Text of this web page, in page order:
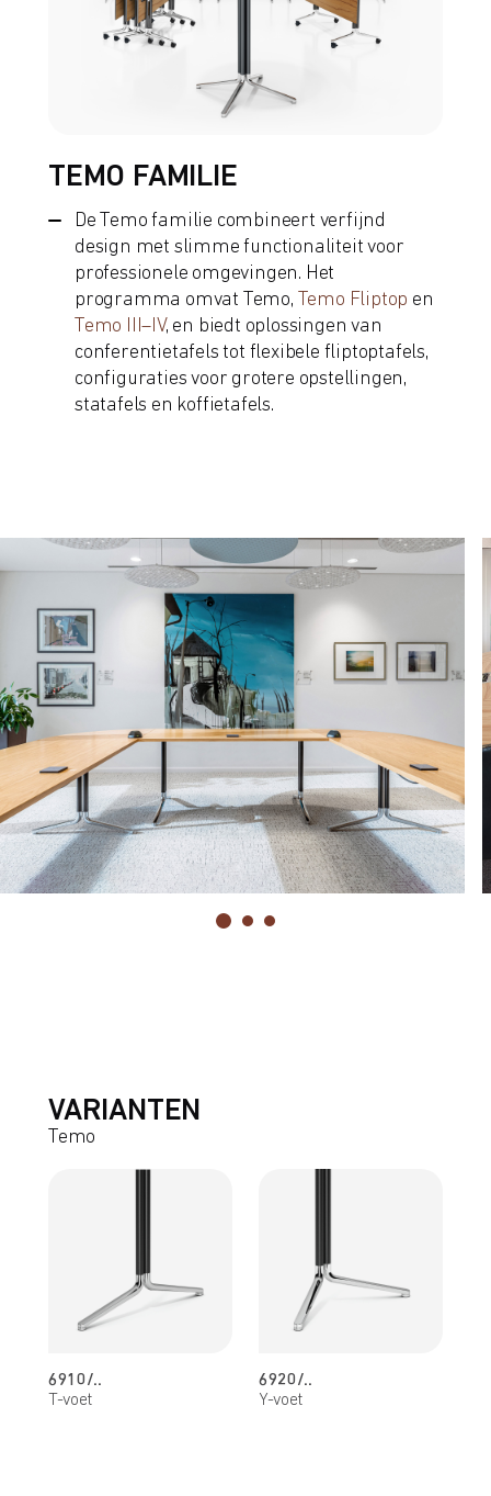
TEMO FAMILIE
De Temo familie combineert verfijnd
design met slimme functionaliteit voor
professionele omgevingen. Het
programma omvat Temo,
Temo Fliptop en
Temo III–IV, en biedt oplossingen van
conferentietafels tot flexibele fliptoptafels,
configuraties voor grotere opstellingen,
statafels en koffietafels.
VARIANTEN
Temo
6910/..
T-voet
6920/..
Y-voet